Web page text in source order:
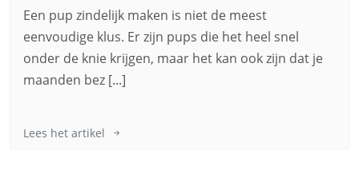
Een pup zindelijk maken is niet de meest
eenvoudige klus. Er zijn pups die het heel snel
onder de knie krijgen, maar het kan ook zijn dat je
maanden bez [...]
Lees het artikel